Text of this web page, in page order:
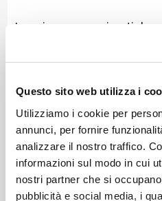
Questo sito web utilizza i
Utilizziamo i cookie per
annunci, per fornire
analizzare il nostro traffico.
informazioni sul modo in cui
nostri partner che si
pubblicità e social media, i
I corsi sono organizzati da
Ma se desideri qualcosa di
sempre optare per lezioni
soddisfare le tue necessità
preparazione di un colloquio